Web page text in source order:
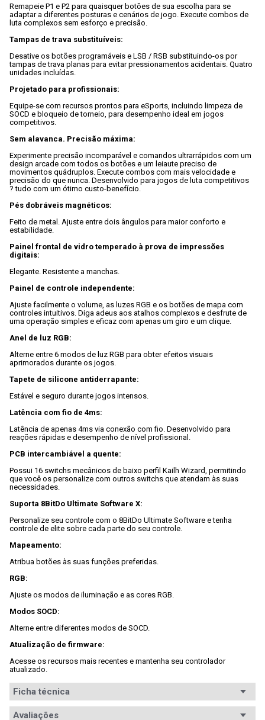
Remapeie P1 e P2 para quaisquer botões de sua escolha para se
adaptar a diferentes posturas e cenários de jogo. Execute combos de
luta complexos sem esforço e precisão.
Tampas de trava substituíveis:
Desative os botões programáveis e LSB / RSB substituindo-os por
tampas de trava planas para evitar pressionamentos acidentais. Quatro
unidades incluídas.
Projetado para profissionais:
Equipe-se com recursos prontos para eSports, incluindo limpeza de
SOCD e bloqueio de torneio, para desempenho ideal em jogos
competitivos.
Sem alavanca. Precisão máxima:
Experimente precisão incomparável e comandos ultrarrápidos com um
design arcade com todos os botões e um leiaute preciso de
movimentos quádruplos. Execute combos com mais velocidade e
precisão do que nunca. Desenvolvido para jogos de luta competitivos
? tudo com um ótimo custo-benefício.
Pés dobráveis magnéticos:
Feito de metal. Ajuste entre dois ângulos para maior conforto e
estabilidade.
Painel frontal de vidro temperado à prova de impressões
digitais:
Elegante. Resistente a manchas.
Painel de controle independente:
Ajuste facilmente o volume, as luzes RGB e os botões de mapa com
controles intuitivos. Diga adeus aos atalhos complexos e desfrute de
uma operação simples e eficaz com apenas um giro e um clique.
Anel de luz RGB:
Alterne entre 6 modos de luz RGB para obter efeitos visuais
aprimorados durante os jogos.
Tapete de silicone antiderrapante:
Estável e seguro durante jogos intensos.
Latência com fio de 4ms:
Latência de apenas 4ms via conexão com fio. Desenvolvido para
reações rápidas e desempenho de nível profissional.
PCB intercambiável a quente:
Possui 16 switchs mecânicos de baixo perfil Kailh Wizard, permitindo
que você os personalize com outros switchs que atendam às suas
necessidades.
Suporta 8BitDo Ultimate Software X:
Personalize seu controle com o 8BitDo Ultimate Software e tenha
controle de elite sobre cada parte do seu controle.
Mapeamento:
Atribua botões às suas funções preferidas.
RGB:
Ajuste os modos de iluminação e as cores RGB.
Modos SOCD:
Alterne entre diferentes modos de SOCD.
Atualização de firmware:
Acesse os recursos mais recentes e mantenha seu controlador
atualizado.
Ficha técnica
Conteúdo da
Avaliações